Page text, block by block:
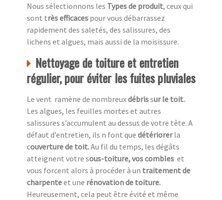
Nous sélectionnons les Types de produit, ceux qui
sont très efficaces pour vous débarrassez
rapidement des saletés, des salissures, des
lichens et algues, mais aussi de la moisissure.
Nettoyage de toiture et entretien
régulier, pour éviter les fuites pluviales
Le vent ramène de nombreuxdébrissur le toit.
Les algues, les feuilles mortes et autres
salissures s’accumulent au dessus de votre tête. A
défaut d’entretien, ils n font que détériorerla
couverture de toit.Au fil du temps, les dégâts
atteignent votre sous-toiture, vos combles et
vous forcent alors à procéder à un traitement de
charpenteet une rénovation de toiture.
Heureusement, cela peut être évité et même